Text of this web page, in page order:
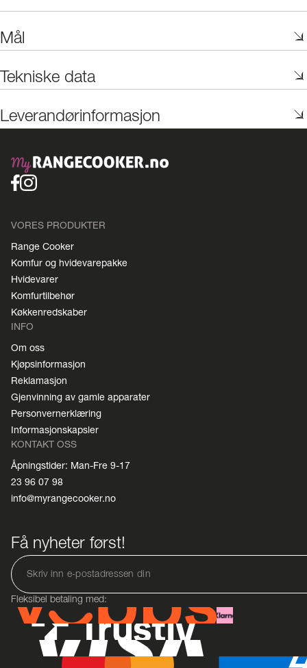
Mål
Tekniske data
Leverandørinformasjon
VORES PRODUKTER
Range Cooker
Komfur og hvidevarepakke
Hvidevarer
Komfurtilbehør
Køkkenredskaber
INFO
Om oss
Kjøpsinformasjon
Reklamasjon
Gjenvinning av gamle apparater
Personvernerklæring
Informasjonskapsler
KONTAKT OSS
Åpningstider: Man-Fre 9-17
23 96 07 98
info@myrangecooker.no
Få nyheter først!
Fleksibel betaling med: